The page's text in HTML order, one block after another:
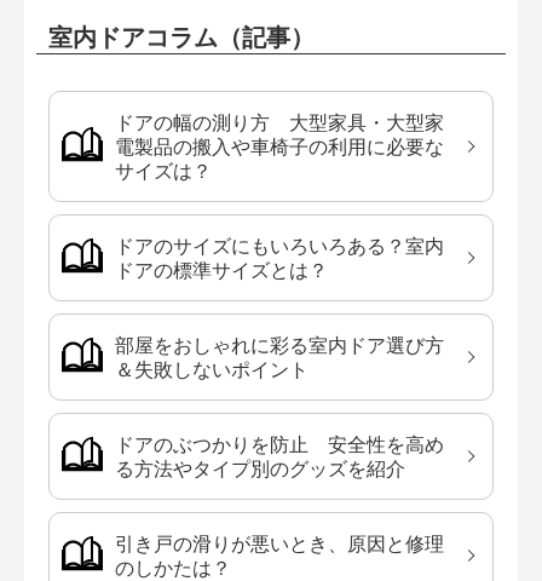
室内ドアコラム（記事）
ドアの幅の測り方 大型家具・大型家
電製品の搬入や車椅子の利用に必要な
サイズは？
ドアのサイズにもいろいろある？室内
ドアの標準サイズとは？
部屋をおしゃれに彩る室内ドア選び方
＆失敗しないポイント
ドアのぶつかりを防止 安全性を高め
る方法やタイプ別のグッズを紹介
引き戸の滑りが悪いとき、原因と修理
のしかたは？